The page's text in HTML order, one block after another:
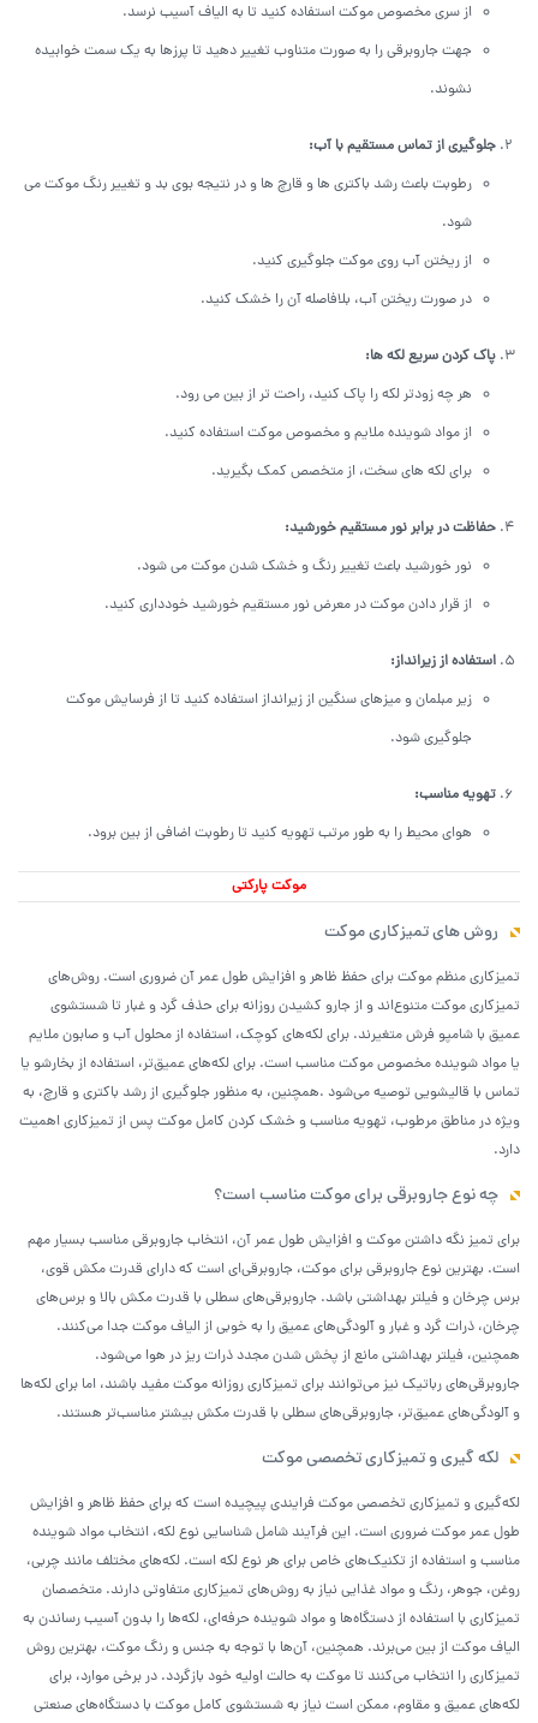
از سری مخصوص موکت استفاده کنید تا به الیاف آسیب نرسد.
جهت جاروبرقی را به صورت متناوب تغییر دهید تا پرزها به یک سمت خوابیده
نشوند.
جلوگیری از تماس مستقیم با آب:
رطوبت باعث رشد باکتری ها و قارچ ها و در نتیجه بوی بد و تغییر رنگ موکت می
شود.
از ریختن آب روی موکت جلوگیری کنید.
در صورت ریختن آب، بلافاصله آن را خشک کنید.
پاک کردن سریع لکه ها:
هر چه زودتر لکه را پاک کنید، راحت تر از بین می رود.
از مواد شوینده ملایم و مخصوص موکت استفاده کنید.
برای لکه های سخت، از متخصص کمک بگیرید.
حفاظت در برابر نور مستقیم خورشید:
نور خورشید باعث تغییر رنگ و خشک شدن موکت می شود.
از قرار دادن موکت در معرض نور مستقیم خورشید خودداری کنید.
استفاده از زیرانداز:
زیر مبلمان و میزهای سنگین از زیرانداز استفاده کنید تا از فرسایش موکت
جلوگیری شود.
تهویه مناسب:
هوای محیط را به طور مرتب تهویه کنید تا رطوبت اضافی از بین برود.
موکت پارکتی
روش های تمیزکاری موکت
تمیزکاری منظم موکت برای حفظ ظاهر و افزایش طول عمر آن ضروری است. روش‌های
تمیزکاری موکت متنوع‌اند و از جارو کشیدن روزانه برای حذف گرد و غبار تا شستشوی
عمیق با شامپو فرش متغیرند. برای لکه‌های کوچک، استفاده از محلول آب و صابون ملایم
یا مواد شوینده مخصوص موکت مناسب است. برای لکه‌های عمیق‌تر، استفاده از بخارشو یا
تماس با قالیشویی توصیه می‌شود .همچنین، به منظور جلوگیری از رشد باکتری و قارچ، به
ویژه در مناطق مرطوب، تهویه مناسب و خشک کردن کامل موکت پس از تمیزکاری اهمیت
دارد.
چه نوع جاروبرقی برای موکت مناسب است؟
برای تمیز نگه داشتن موکت و افزایش طول عمر آن، انتخاب جاروبرقی مناسب بسیار مهم
است. بهترین نوع جاروبرقی برای موکت، جاروبرقی‌ای است که دارای قدرت مکش قوی،
برس چرخان و فیلتر بهداشتی باشد. جاروبرقی‌های سطلی با قدرت مکش بالا و برس‌های
چرخان، ذرات گرد و غبار و آلودگی‌های عمیق را به خوبی از الیاف موکت جدا می‌کنند.
همچنین، فیلتر بهداشتی مانع از پخش شدن مجدد ذرات ریز در هوا می‌شود.
جاروبرقی‌های رباتیک نیز می‌توانند برای تمیزکاری روزانه موکت مفید باشند، اما برای لکه‌ها
و آلودگی‌های عمیق‌تر، جاروبرقی‌های سطلی با قدرت مکش بیشتر مناسب‌تر هستند.
لکه گیری و تمیزکاری تخصصی موکت
لکه‌گیری و تمیزکاری تخصصی موکت فرایندی پیچیده است که برای حفظ ظاهر و افزایش
طول عمر موکت ضروری است. این فرآیند شامل شناسایی نوع لکه، انتخاب مواد شوینده
مناسب و استفاده از تکنیک‌های خاص برای هر نوع لکه است. لکه‌های مختلف مانند چربی،
روغن، جوهر، رنگ و مواد غذایی نیاز به روش‌های تمیزکاری متفاوتی دارند. متخصصان
تمیزکاری با استفاده از دستگاه‌ها و مواد شوینده حرفه‌ای، لکه‌ها را بدون آسیب رساندن به
الیاف موکت از بین می‌برند. همچنین، آن‌ها با توجه به جنس و رنگ موکت، بهترین روش
تمیزکاری را انتخاب می‌کنند تا موکت به حالت اولیه خود بازگردد. در برخی موارد، برای
لکه‌های عمیق و مقاوم، ممکن است نیاز به شستشوی کامل موکت با دستگاه‌های صنعتی